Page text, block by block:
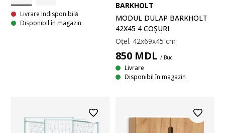
Livrare Indisponibilă
Disponibil în magazin
BARKHOLT
MODUL DULAP BARKHOLT
42X45 4 COȘURI
Oțel. 42x69x45 cm
850 MDL / Buc
Livrare
Disponibil în magazin